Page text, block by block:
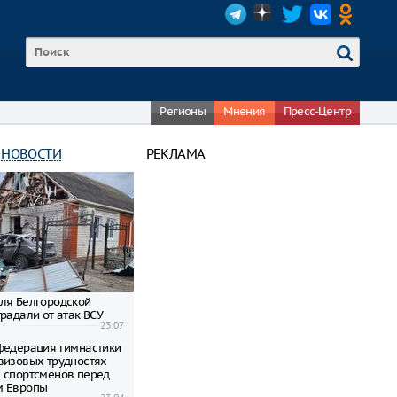
Регионы Мнения Пресс-Центр
Белгородской
от атак ВСУ
23:07
гимнастики
трудностях
перед
Европы
РЕКЛАМА